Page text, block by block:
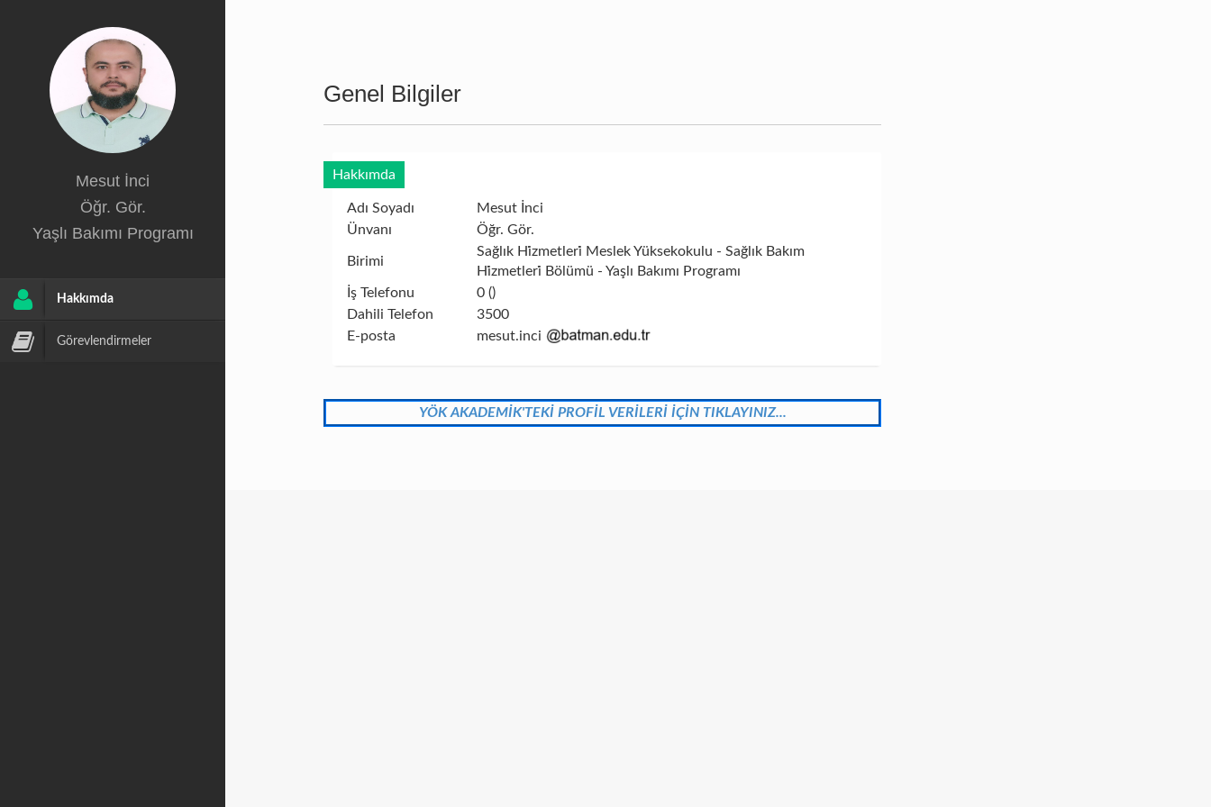
Mesut İnci
Öğr. Gör.
Yaşlı Bakımı Programı
Hakkımda
Görevlendirmeler
Genel Bilgiler
Hakkımda
Adı Soyadı
Mesut İnci
Ünvanı
Öğr. Gör.
Birimi
Sağlık Hi̇zmetleri̇ Meslek Yüksekokulu - Sağlık Bakım
Hi̇zmetleri̇ Bölümü - Yaşlı Bakımı Programı
İş Telefonu
0 ()
Dahili Telefon
3500
E-posta
mesut.inci
YÖK AKADEMİK'TEKİ PROFİL VERİLERİ İÇİN TIKLAYINIZ...